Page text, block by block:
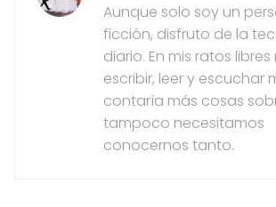
Aunque solo soy un
ficción, disfruto de la
diario. En mis ratos
escribir, leer y escuchar
contaría más cosas
tampoco necesitamos
conocernos tanto.